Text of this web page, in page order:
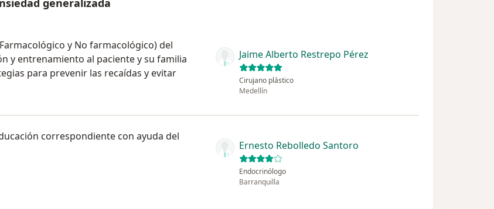
generalizada
y No farmacológico) del
y entrenamiento al paciente y su familia
para prevenir las recaídas y evitar
Jaime Alberto Restrepo Pérez
Cirujano plástico
Medellín
correspondiente con ayuda del
Ernesto Rebolledo Santoro
Endocrinólogo
Barranquilla